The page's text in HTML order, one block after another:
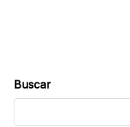
Buscar